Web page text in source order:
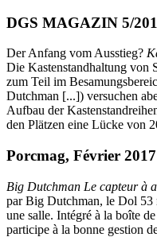
DGS MAGAZIN 5/
Der Anfang vom Ausstieg?
Die Kastenstandhaltung von
zum Teil im
Dutchman [...]) versuchen
Aufbau der
den Plätzen eine Lücke von
Porcmag, Février 2017
Big Dutchman Le capteur à
par Big Dutchman, le Dol 53
une salle. Intégré à la boîte
participe à la bonne gestion